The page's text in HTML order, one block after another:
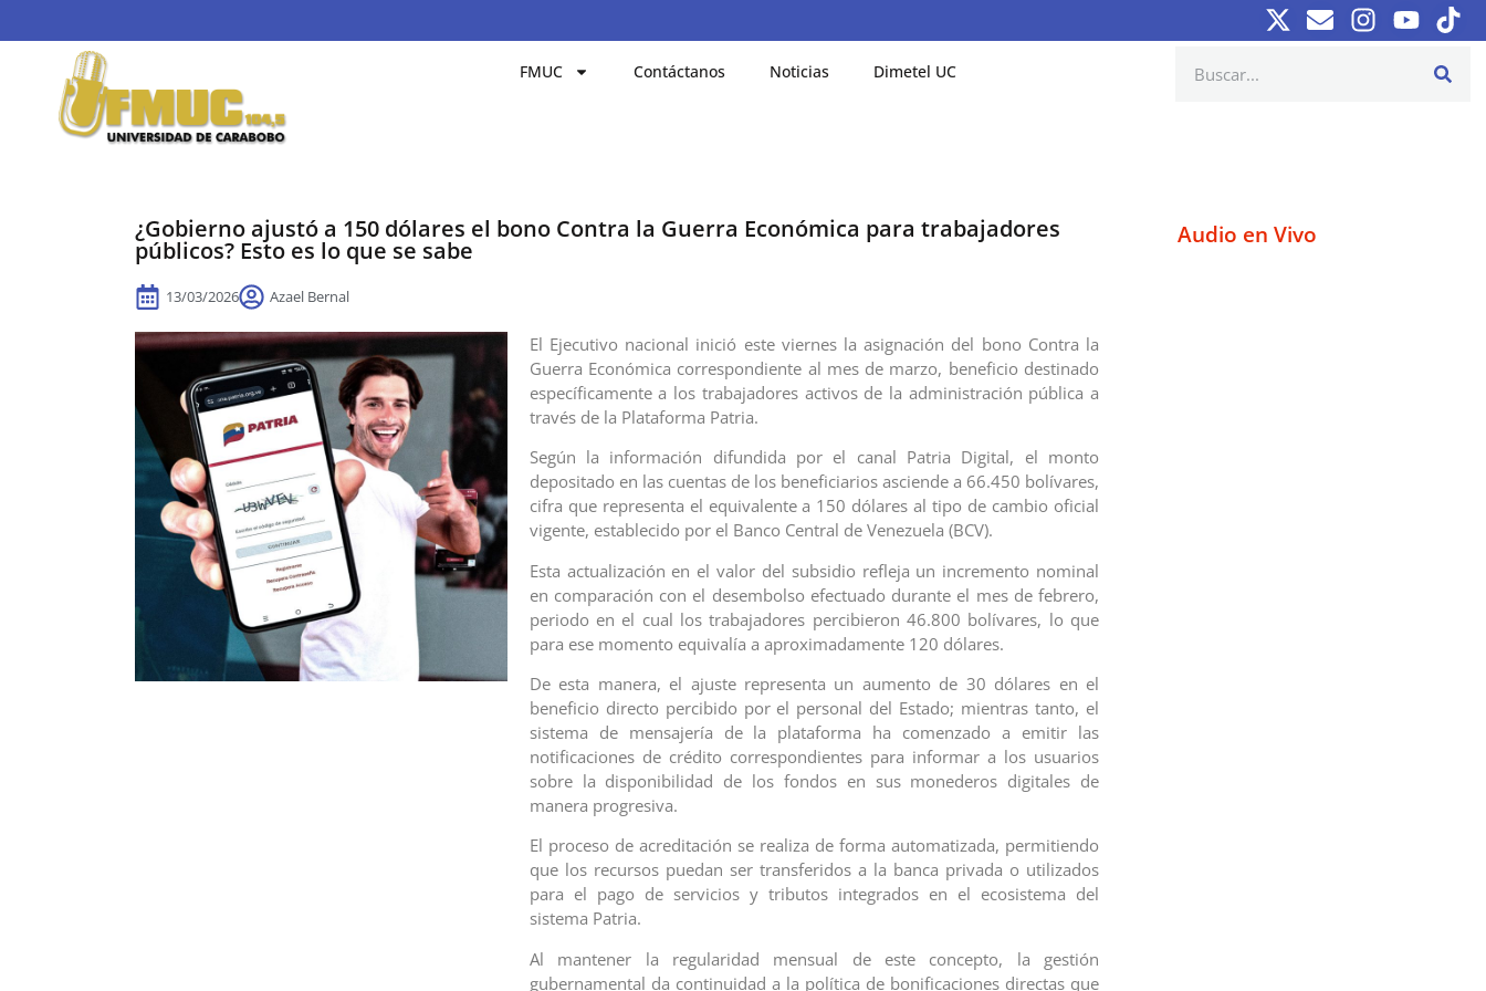
FMUC Contáctanos Noticias Dimetel UC
¿Gobierno ajustó a 150 dólares el bono Contra la Guerra Económica para trabajadores
públicos? Esto es lo que se sabe
13/03/2026 Azael Bernal
El Ejecutivo nacional inició este viernes la asignación del bono Contra la
Guerra Económica correspondiente al mes de marzo, beneficio destinado
específicamente a los trabajadores activos de la administración pública a
través de la Plataforma Patria.
Según la información difundida por el canal Patria Digital, el monto
depositado en las cuentas de los beneficiarios asciende a 66.450 bolívares,
cifra que representa el equivalente a 150 dólares al tipo de cambio oficial
vigente, establecido por el Banco Central de Venezuela (BCV).
Esta actualización en el valor del subsidio refleja un incremento nominal
en comparación con el desembolso efectuado durante el mes de febrero,
periodo en el cual los trabajadores percibieron 46.800 bolívares, lo que
para ese momento equivalía a aproximadamente 120 dólares.
De esta manera, el ajuste representa un aumento de 30 dólares en el
beneficio directo percibido por el personal del Estado; mientras tanto, el
sistema de mensajería de la plataforma ha comenzado a emitir las
notificaciones de crédito correspondientes para informar a los usuarios
sobre la disponibilidad de los fondos en sus monederos digitales de
manera progresiva.
El proceso de acreditación se realiza de forma automatizada, permitiendo
que los recursos puedan ser transferidos a la banca privada o utilizados
para el pago de servicios y tributos integrados en el ecosistema del
sistema Patria.
Al mantener la regularidad mensual de este concepto, la gestión
gubernamental da continuidad a la política de bonificaciones directas que
Audio en Vivo